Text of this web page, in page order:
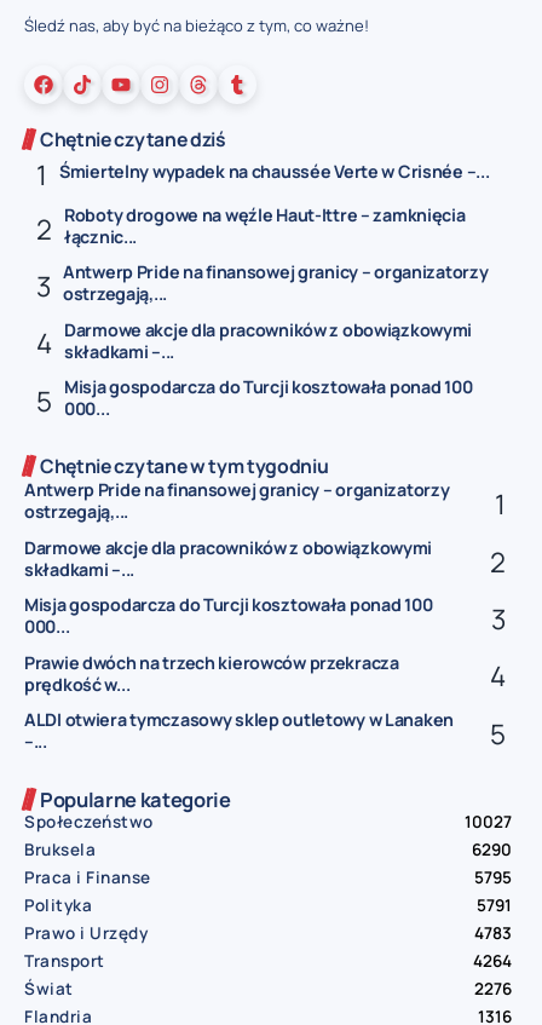
Śledź nas, aby być na bieżąco z tym, co ważne!
Chętnie czytane dziś
Śmiertelny wypadek na chaussée Verte w Crisnée –...
Roboty drogowe na węźle Haut-Ittre – zamknięcia
łącznic...
Antwerp Pride na finansowej granicy – organizatorzy
ostrzegają,...
Darmowe akcje dla pracowników z obowiązkowymi
składkami –...
Misja gospodarcza do Turcji kosztowała ponad 100
000...
Chętnie czytane w tym tygodniu
Antwerp Pride na finansowej granicy – organizatorzy
ostrzegają,...
Darmowe akcje dla pracowników z obowiązkowymi
składkami –...
Misja gospodarcza do Turcji kosztowała ponad 100
000...
Prawie dwóch na trzech kierowców przekracza
prędkość w...
ALDI otwiera tymczasowy sklep outletowy w Lanaken
–...
Popularne kategorie
Społeczeństwo
10027
Bruksela
6290
Praca i Finanse
5795
Polityka
5791
Prawo i Urzędy
4783
Transport
4264
Świat
2276
Flandria
1316